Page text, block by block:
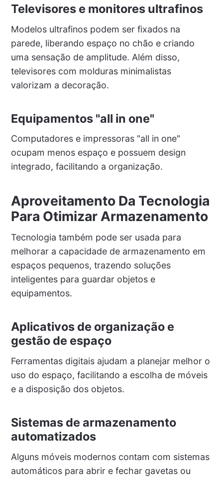
Televisores e monitores ultrafinos
Modelos ultrafinos podem ser fixados na
parede, liberando espaço no chão e criando
uma sensação de amplitude. Além disso,
televisores com molduras minimalistas
valorizam a decoração.
Equipamentos "all in one"
Computadores e impressoras "all in one"
ocupam menos espaço e possuem design
integrado, facilitando a organização.
Aproveitamento Da Tecnologia
Para Otimizar Armazenamento
Tecnologia também pode ser usada para
melhorar a capacidade de armazenamento em
espaços pequenos, trazendo soluções
inteligentes para guardar objetos e
equipamentos.
Aplicativos de organização e
gestão de espaço
Ferramentas digitais ajudam a planejar melhor o
uso do espaço, facilitando a escolha de móveis
e a disposição dos objetos.
Sistemas de armazenamento
automatizados
Alguns móveis modernos contam com sistemas
automáticos para abrir e fechar gavetas ou